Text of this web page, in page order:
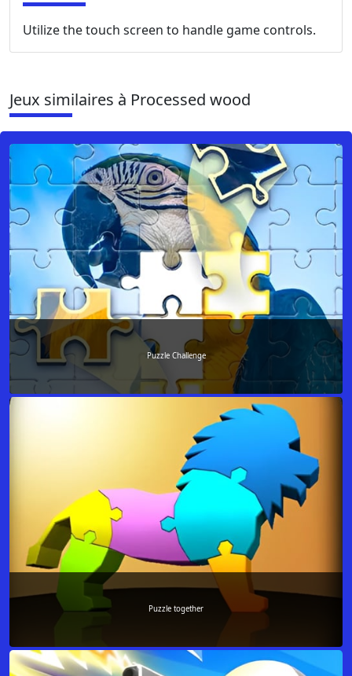
Utilize the touch screen to handle game controls.
Jeux similaires à Processed wood
Puzzle Challenge
Puzzle together